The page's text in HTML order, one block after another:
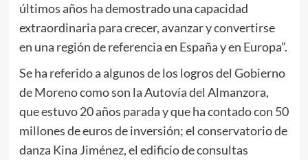
últimos años ha demostrado una capacidad
extraordinaria para crecer, avanzar y convertirse
en una región de referencia en España y en Europa”.
Se ha referido a algunos de los logros del Gobierno
de Moreno como son la Autovía del Almanzora,
que estuvo 20 años parada y que ha contado con 50
millones de euros de inversión; el conservatorio de
danza Kina Jiménez, el edificio de consultas